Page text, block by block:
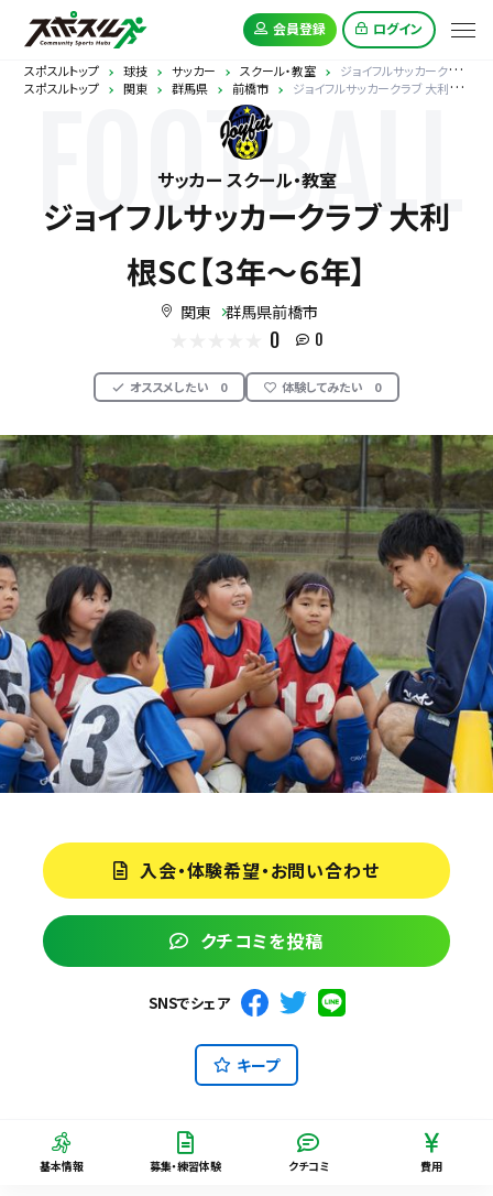
会員登録 ログイン
スポスルトップ 球技 サッカー スクール・教室
ジョイフルサッカークラブ 大利根SC【３年～６年】
スポスルトップ
関東 群馬県 前橋市 ジョイフルサッカークラブ 大利根SC【３年～６年】
FOOTBALL
サッカー スクール・教室
ジョイフルサッカークラブ 大利
根SC【３年～６年】
関東 群馬県前橋市
0 0
オススメしたい 0 体験してみたい 0
入会・体験希望・お問い合わせ
クチコミを投稿
SNSでシェア
キープ
基本情報 募集・練習体験 クチコミ 費用